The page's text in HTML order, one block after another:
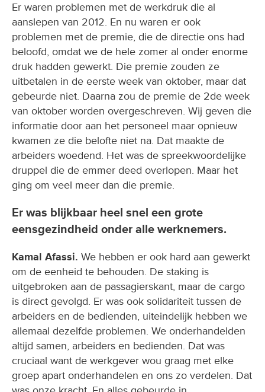
Er waren problemen met de werkdruk die al
aanslepen van 2012. En nu waren er ook
problemen met de premie, die de directie ons had
beloofd, omdat we de hele zomer al onder enorme
druk hadden gewerkt. Die premie zouden ze
uitbetalen in de eerste week van oktober, maar dat
gebeurde niet. Daarna zou de premie de 2de week
van oktober worden overgeschreven. Wij geven die
informatie door aan het personeel maar opnieuw
kwamen ze die belofte niet na. Dat maakte de
arbeiders woedend. Het was de spreekwoordelijke
druppel die de emmer deed overlopen. Maar het
ging om veel meer dan die premie.
Er was blijkbaar heel snel een grote
eensgezindheid onder alle werknemers.
Kamal Afassi. We hebben er ook hard aan gewerkt
om de eenheid te behouden. De staking is
uitgebroken aan de passagierskant, maar de cargo
is direct gevolgd. Er was ook solidariteit tussen de
arbeiders en de bedienden, uiteindelijk hebben we
allemaal dezelfde problemen. We onderhandelden
altijd samen, arbeiders en bedienden. Dat was
cruciaal want de werkgever wou graag met elke
groep apart onderhandelen en ons zo verdelen. Dat